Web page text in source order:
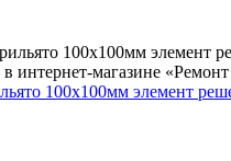
100х100мм элемент